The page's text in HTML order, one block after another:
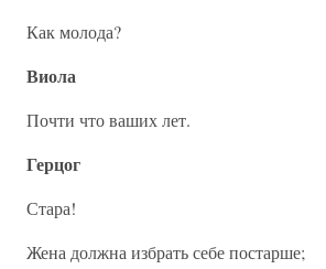
Как молода?
Виола
Почти что ваших лет.
Герцог
Стара!
Жена должна избрать себе постарше;